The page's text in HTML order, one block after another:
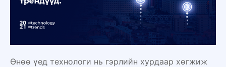
Өнөө үед технологи нь гэрлийн хурдаар хөгжиж